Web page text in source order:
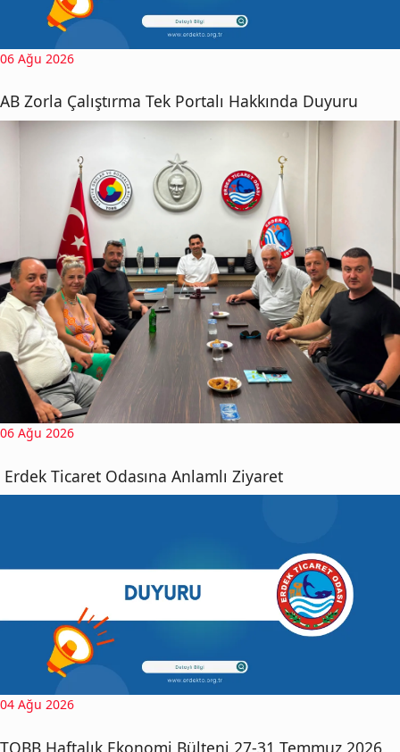
06 Ağu 2026
AB Zorla Çalıştırma Tek Portalı Hakkında Duyuru
06 Ağu 2026
Erdek Ticaret Odasına Anlamlı Ziyaret
04 Ağu 2026
TOBB Haftalık Ekonomi Bülteni 27-31 Temmuz 2026